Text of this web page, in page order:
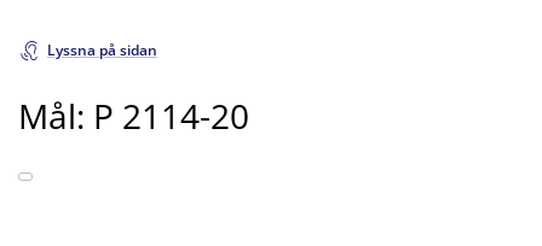
Lyssna på sidan
Mål: P 2114-20